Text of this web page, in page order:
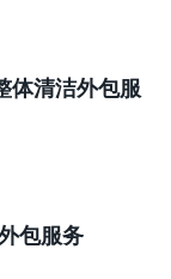
体清洁外包服
包服务